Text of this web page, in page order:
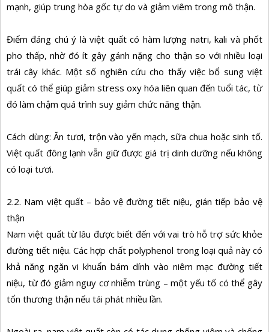
mạnh, giúp trung hòa gốc tự do và giảm viêm trong mô thận.
Điểm đáng chú ý là việt quất có hàm lượng natri, kali và phốt
pho thấp, nhờ đó ít gây gánh nặng cho thận so với nhiều loại
trái cây khác. Một số nghiên cứu cho thấy việc bổ sung việt
quất có thể giúp giảm stress oxy hóa liên quan đến tuổi tác, từ
đó làm chậm quá trình suy giảm chức năng thận.
Cách dùng: Ăn tươi, trộn vào yến mạch, sữa chua hoặc sinh tố.
Việt quất đông lạnh vẫn giữ được giá trị dinh dưỡng nếu không
có loại tươi.
2.2. Nam việt quất – bảo vệ đường tiết niệu, gián tiếp bảo vệ
thận
Nam việt quất từ lâu được biết đến với vai trò hỗ trợ sức khỏe
đường tiết niệu. Các hợp chất polyphenol trong loại quả này có
khả năng ngăn vi khuẩn bám dính vào niêm mạc đường tiết
niệu, từ đó giảm nguy cơ nhiễm trùng – một yếu tố có thể gây
tổn thương thận nếu tái phát nhiều lần.